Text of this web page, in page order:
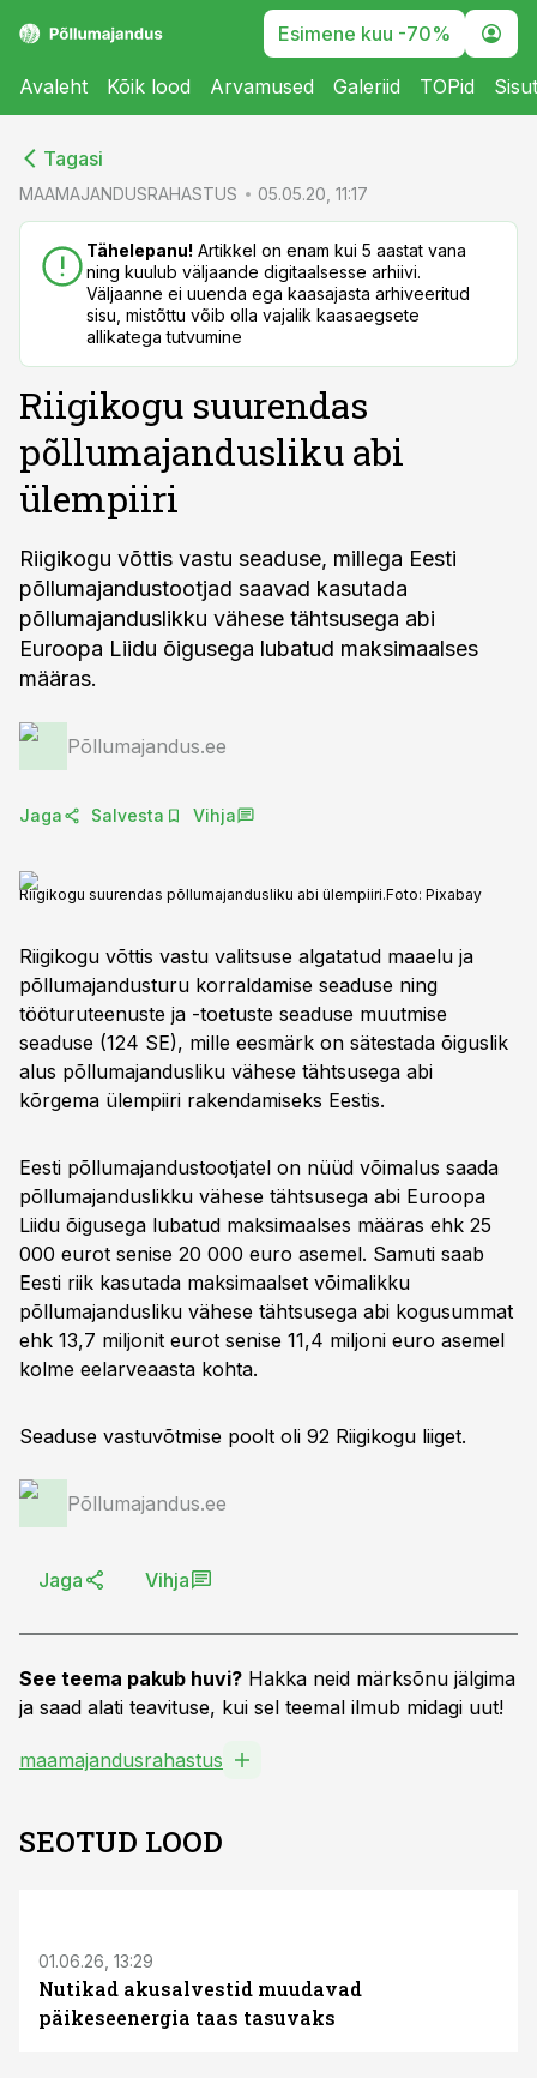
Esimene kuu -70%
Avaleht Kõik lood Arvamused Galeriid TOPid
Tagasi
MAAMAJANDUSRAHASTUS 05.05.20, 11:17
Tähelepanu! Artikkel on enam kui 5 aastat vana
ning kuulub väljaande digitaalsesse arhiivi.
Väljaanne ei uuenda ega kaasajasta arhiveeritud
sisu, mistõttu võib olla vajalik kaasaegsete
allikatega tutvumine
Riigikogu suurendas
põllumajandusliku abi
ülempiiri
Riigikogu võttis vastu seaduse, millega Eesti
põllumajandustootjad saavad kasutada
põllumajanduslikku vähese tähtsusega abi
Euroopa Liidu õigusega lubatud maksimaalses
määras.
Põllumajandus.ee
Jaga Salvesta Vihja
Riigikogu suurendas põllumajandusliku abi ülempiiri.Foto: Pixabay
Riigikogu võttis vastu valitsuse algatatud maaelu ja
põllumajandusturu korraldamise seaduse ning
tööturuteenuste ja -toetuste seaduse muutmise
seaduse (124 SE), mille eesmärk on sätestada õiguslik
alus põllumajandusliku vähese tähtsusega abi
kõrgema ülempiiri rakendamiseks Eestis.
Eesti põllumajandustootjatel on nüüd võimalus saada
põllumajanduslikku vähese tähtsusega abi Euroopa
Liidu õigusega lubatud maksimaalses määras ehk 25
000 eurot senise 20 000 euro asemel. Samuti saab
Eesti riik kasutada maksimaalset võimalikku
põllumajandusliku vähese tähtsusega abi kogusummat
ehk 13,7 miljonit eurot senise 11,4 miljoni euro asemel
kolme eelarveaasta kohta.
Seaduse vastuvõtmise poolt oli 92 Riigikogu liiget.
Põllumajandus.ee
Jaga Vihja
See teema pakub huvi? Hakka neid märksõnu jälgima
ja saad alati teavituse, kui sel teemal ilmub midagi uut!
maamajandusrahastus
SEOTUD LOOD
01.06.26, 13:29
Nutikad akusalvestid muudavad
päikeseenergia taas tasuvaks